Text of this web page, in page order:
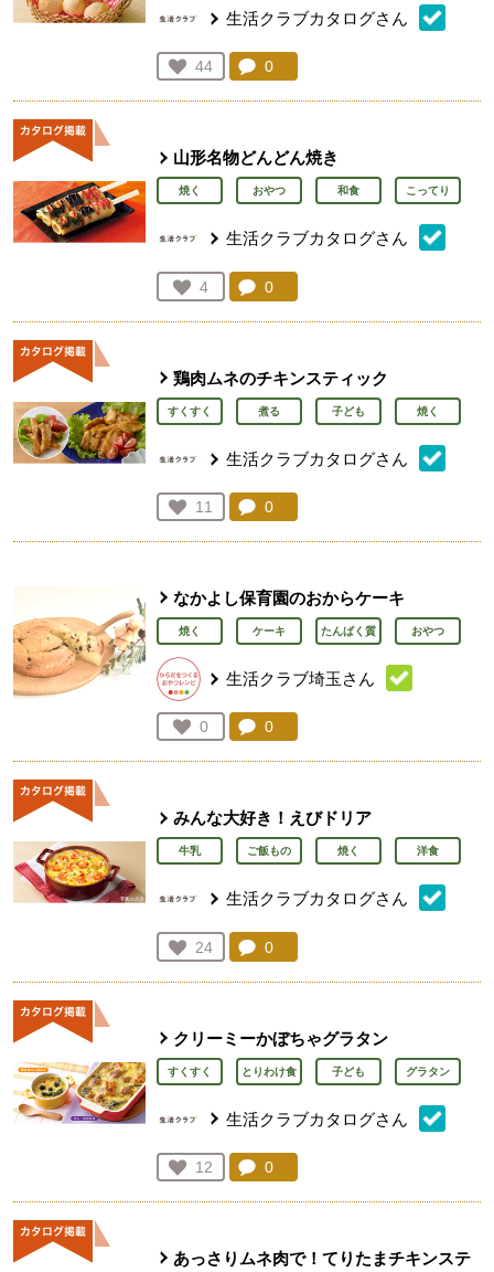
生活クラブカタログさん
お気に入り登録：
44
人が登録
コメント：
0
山形名物どんどん焼き
焼く おやつ 和食 こってり
生活クラブカタログさん
お気に入り登録：
4
人が登録
コメント：
0
鶏肉ムネのチキンスティック
すくすく 煮る 子ども 焼く
生活クラブカタログさん
お気に入り登録：
11
人が登録
コメント：
0
なかよし保育園のおからケーキ
焼く ケーキ たんぱく質 おやつ
生活クラブ埼玉さん
お気に入り登録：
0
人が登録
コメント：
0
みんな大好き！えびドリア
牛乳 ご飯もの 焼く 洋食
生活クラブカタログさん
お気に入り登録：
24
人が登録
コメント：
0
クリーミーかぼちゃグラタン
すくすく とりわけ食 子ども グラタン
生活クラブカタログさん
お気に入り登録：
12
人が登録
コメント：
0
あっさりムネ肉で！てりたまチキンステ